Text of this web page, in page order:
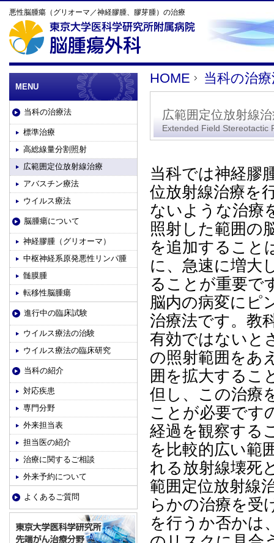
悪性脳腫瘍（グリオーマ／神経膠腫、膠芽腫）の治療
HOME 当科の治
広範囲定位放射線
Extended Field Stereotactic
当科では神経膠
位放射線治療を
ないような治療
照射した範囲の
を追加すること
に、急速に増大
ることが重要で
脳内の病変にピ
治療法です。教
有効ではないと
の照射範囲をあ
囲を拡大するこ
但し、この治療
ことが必要です
経過を観察する
を比較的広い範
れる放射線壊死
範囲定位放射線
らかの治療を受
を行うか否かは
MENU
当科の治療法
標準治療
高総線量分割照射
広範囲定位放射線治療
アバスチン療法
ウイルス療法
脳腫瘍について
神経膠腫（グリオーマ）
中枢神経系原発悪性リンパ腫
髄膜腫
転移性脳腫瘍
進行中の臨床試験
ウイルス療法の治験
ウイルス療法の臨床研究
当科の紹介
対応疾患
専門分野
外来担当表
担当医の紹介
治療に関するご相談
外来予約について
よくあるご質問